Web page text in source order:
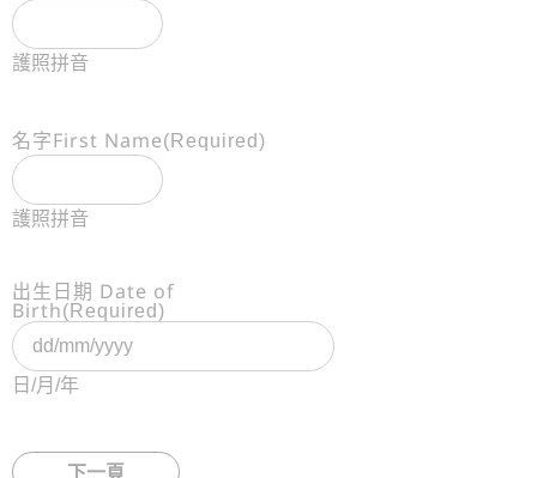
護照拼音
名字First Name(Required)
護照拼音
出生日期 Date of
Birth(Required)
日/月/年